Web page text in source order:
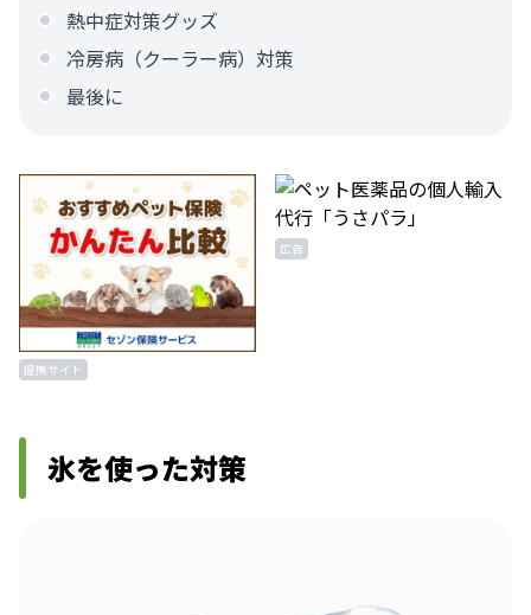
熱中症対策グッズ
冷房病（クーラー病）対策
最後に
提携サイト
広告
氷を使った対策